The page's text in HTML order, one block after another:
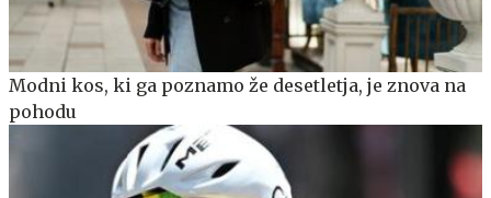
Modni kos, ki ga poznamo že desetletja, je znova na
pohodu